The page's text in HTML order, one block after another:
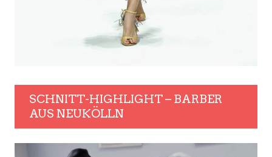
SCHNITT-HIGHLIGHT – BARBER
AUS NEUKÖLLN